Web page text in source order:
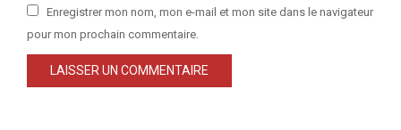
Enregistrer mon nom, mon e-mail et mon site dans le navigateur
pour mon prochain commentaire.